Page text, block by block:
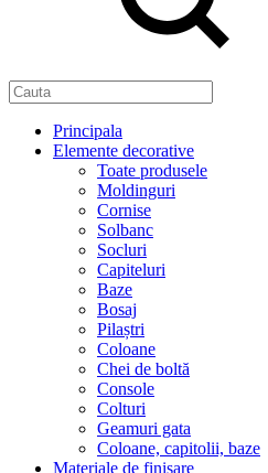
Principala
Elemente decorative
Toate produsele
Moldinguri
Cornise
Solbanc
Socluri
Capiteluri
Baze
Bosaj
Pilaștri
Coloane
Chei de boltă
Console
Colturi
Geamuri gata
Coloane, capitolii, baze
Materiale de finisare